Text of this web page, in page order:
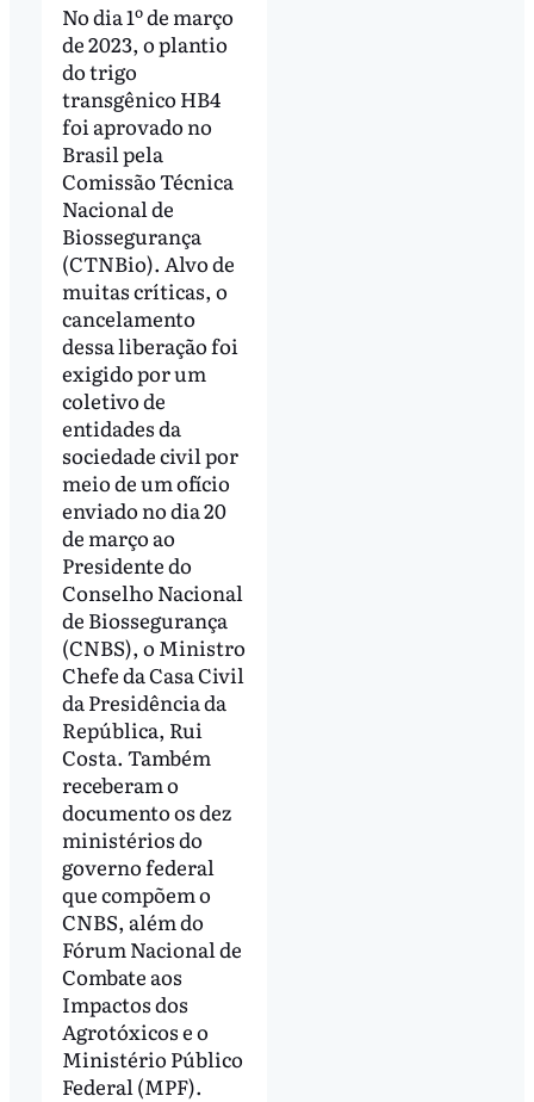
No dia 1º de março
de 2023, o plantio
do trigo
transgênico HB4
foi aprovado no
Brasil pela
Comissão Técnica
Nacional de
Biossegurança
(CTNBio). Alvo de
muitas críticas, o
cancelamento
dessa liberação foi
exigido por um
coletivo de
entidades da
sociedade civil por
meio de um ofício
enviado no dia 20
de março ao
Presidente do
Conselho Nacional
de Biossegurança
(CNBS), o Ministro
Chefe da Casa Civil
da Presidência da
República, Rui
Costa. Também
receberam o
documento os dez
ministérios do
governo federal
que compõem o
CNBS, além do
Fórum Nacional de
Combate aos
Impactos dos
Agrotóxicos e o
Ministério Público
Federal (MPF).